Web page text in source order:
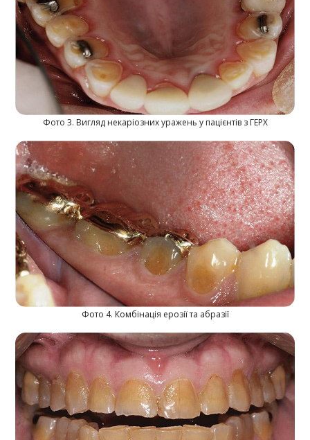
Фото 3. Вигляд некаріозних уражень у пацієнтів з ГЕРХ
Фото 4. Комбінація ерозії та абразії